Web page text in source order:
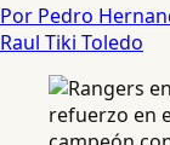
Por Pedro
Raul Tiki Toledo